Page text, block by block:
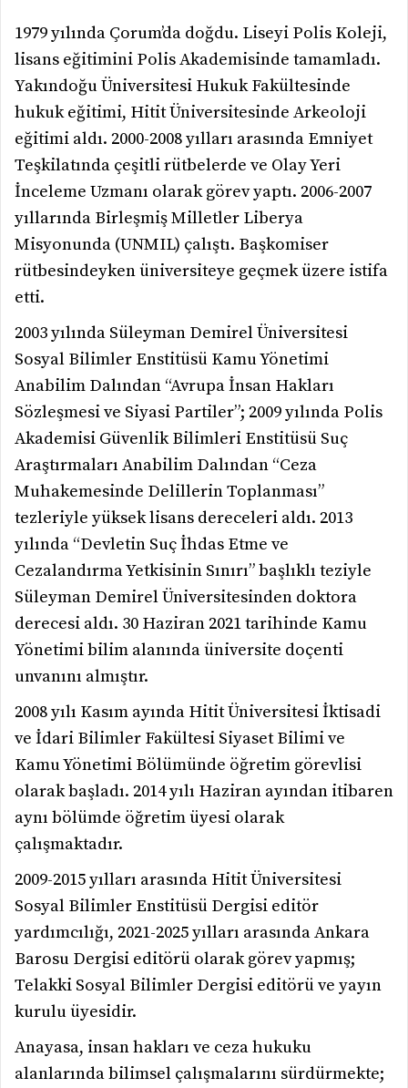
1979 yılında Çorum’da doğdu. Liseyi Polis Koleji,
lisans eğitimini Polis Akademisinde tamamladı.
Yakındoğu Üniversitesi Hukuk Fakültesinde
hukuk eğitimi, Hitit Üniversitesinde Arkeoloji
eğitimi aldı. 2000-2008 yılları arasında Emniyet
Teşkilatında çeşitli rütbelerde ve Olay Yeri
İnceleme Uzmanı olarak görev yaptı. 2006-2007
yıllarında Birleşmiş Milletler Liberya
Misyonunda (UNMIL) çalıştı. Başkomiser
rütbesindeyken üniversiteye geçmek üzere istifa
etti.
2003 yılında Süleyman Demirel Üniversitesi
Sosyal Bilimler Enstitüsü Kamu Yönetimi
Anabilim Dalından “Avrupa İnsan Hakları
Sözleşmesi ve Siyasi Partiler”; 2009 yılında Polis
Akademisi Güvenlik Bilimleri Enstitüsü Suç
Araştırmaları Anabilim Dalından “Ceza
Muhakemesinde Delillerin Toplanması”
tezleriyle yüksek lisans dereceleri aldı. 2013
yılında “Devletin Suç İhdas Etme ve
Cezalandırma Yetkisinin Sınırı” başlıklı teziyle
Süleyman Demirel Üniversitesinden doktora
derecesi aldı. 30 Haziran 2021 tarihinde Kamu
Yönetimi bilim alanında üniversite doçenti
unvanını almıştır.
2008 yılı Kasım ayında Hitit Üniversitesi İktisadi
ve İdari Bilimler Fakültesi Siyaset Bilimi ve
Kamu Yönetimi Bölümünde öğretim görevlisi
olarak başladı. 2014 yılı Haziran ayından itibaren
aynı bölümde öğretim üyesi olarak
çalışmaktadır.
2009-2015 yılları arasında Hitit Üniversitesi
Sosyal Bilimler Enstitüsü Dergisi editör
yardımcılığı, 2021-2025 yılları arasında Ankara
Barosu Dergisi editörü olarak görev yapmış;
Telakki Sosyal Bilimler Dergisi editörü ve yayın
kurulu üyesidir.
Anayasa, insan hakları ve ceza hukuku
alanlarında bilimsel çalışmalarını sürdürmekte;